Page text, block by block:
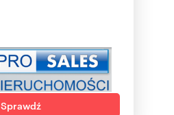
Sprawdź